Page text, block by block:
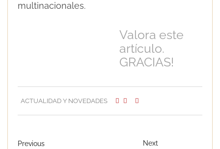
multinacionales.
Valora este
artículo.
GRACIAS!
ACTUALIDAD Y NOVEDADES
Previous Next